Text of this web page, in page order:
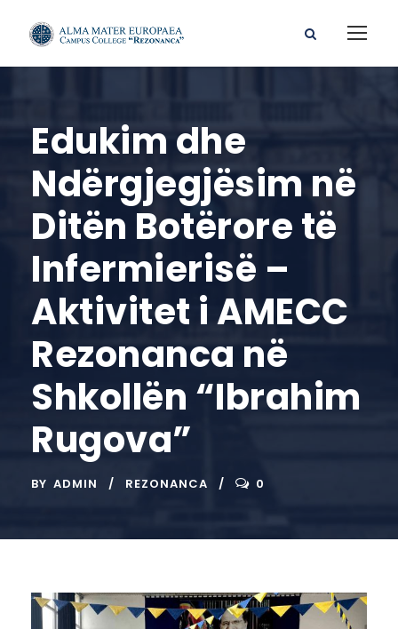
Edukim dhe
Ndërgjegjësim në
Ditën Botërore të
Infermierisë –
Aktivitet i AMECC
Rezonanca në
Shkollën “Ibrahim
Rugova”
BY ADMIN REZONANCA 0